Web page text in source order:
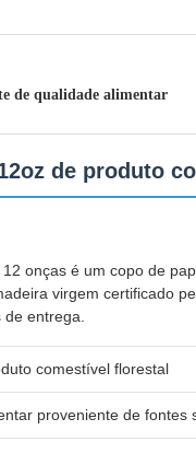
de qualidade alimentar
de produto
onças é um copo de
virgem certificado
entrega.
comestível florestal
proveniente de fontes